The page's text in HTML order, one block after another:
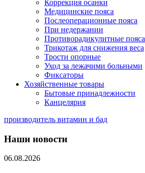
Коррекция осанки
Медицинские пояса
Послеоперационные пояса
При недержании
Противорадикулитные пояса
Трикотаж для снижения веса
Трости опорные
Уход за лежачими больными
Фиксаторы
Хозяйственные товары
Бытовые принадлежности
Канцелярия
производитель витамин и бад
Наши новости
06.08.2026